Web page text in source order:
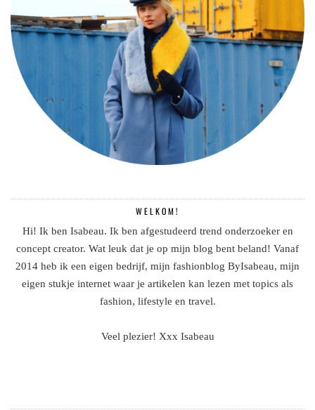
WELKOM!
Hi! Ik ben Isabeau. Ik ben afgestudeerd trend onderzoeker en
concept creator. Wat leuk dat je op mijn blog bent beland! Vanaf
2014 heb ik een eigen bedrijf, mijn fashionblog ByIsabeau, mijn
eigen stukje internet waar je artikelen kan lezen met topics als
fashion, lifestyle en travel.
Veel plezier! Xxx Isabeau